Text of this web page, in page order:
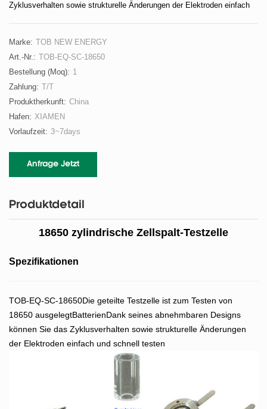
Zyklusverhalten sowie strukturelle Änderungen der Elektroden einfach
Marke: TOB NEW ENERGY
Art.-Nr.: TOB-EQ-SC-18650
Bestellung (moq): 1
Zahlung: T/T
Produktherkunft: China
Hafen: XIAMEN
Vorlaufzeit: 3~7days
Anfrage Jetzt
Produktdetail
18650 zylindrische Zellspalt-Testzelle
Spezifikationen
TOB-EQ-SC-18650Die geteilte Testzelle ist zum Testen von
18650 ausgelegtBatterienDank seines abnehmbaren Designs
können Sie das Zyklusverhalten sowie strukturelle Änderungen
der Elektroden einfach und schnell testen